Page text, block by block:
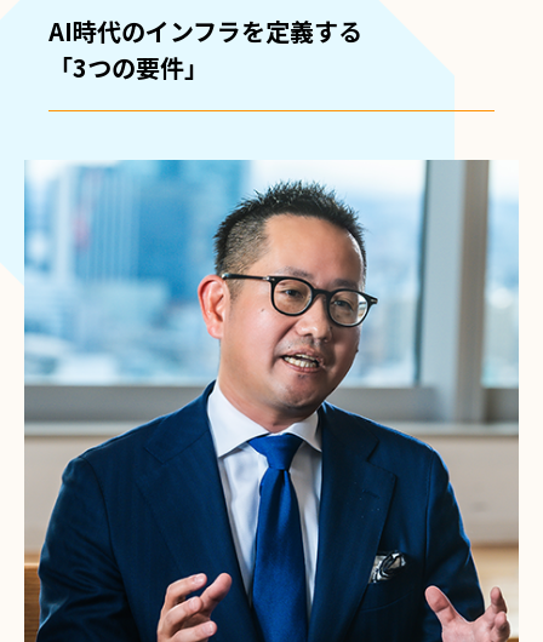
AI時代のインフラを定義する
「3つの要件」